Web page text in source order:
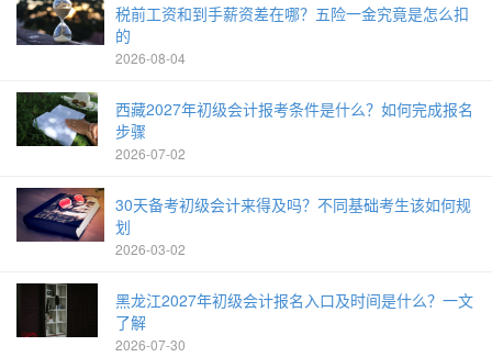
税前工资和到手薪资差在哪？五险一金究竟是怎么扣
的
2026-08-04
西藏2027年初级会计报考条件是什么？如何完成报名
步骤
2026-07-02
30天备考初级会计来得及吗？不同基础考生该如何规
划
2026-03-02
黑龙江2027年初级会计报名入口及时间是什么？一文
了解
2026-07-30